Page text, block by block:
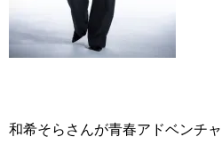
和希そらさんが青春アドベンチ